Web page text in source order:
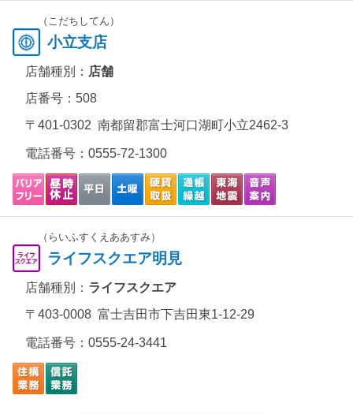
（こだちしてん）
小立支店
店舗種別： 店舗
店番号：508
〒401-0302 南都留郡富士河口湖町小立2462-3
電話番号： 0555-72-1300
（らいふすくえああすみ）
ライフスクエア明見
店舗種別： ライフスクエア
〒403-0008 富士吉田市下吉田東1-12-29
電話番号： 0555-24-3441